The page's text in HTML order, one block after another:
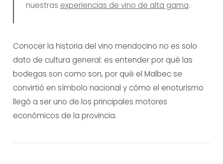
nuestras experiencias de vino de alta gama.
Conocer la historia del vino mendocino no es solo
dato de cultura general: es entender por qué las
bodegas son como son, por qué el Malbec se
convirtió en símbolo nacional y cómo el enoturismo
llegó a ser uno de los principales motores
económicos de la provincia.